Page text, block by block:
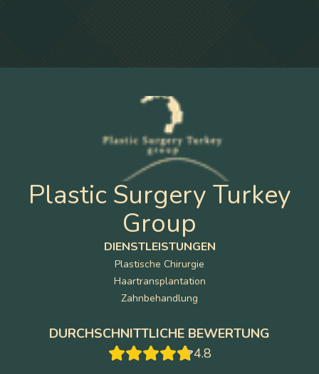
Plastic Surgery Turkey
Group
DIENSTLEISTUNGEN
Plastische Chirurgie
Haartransplantation
Zahnbehandlung
DURCHSCHNITTLICHE BEWERTUNG
4.8